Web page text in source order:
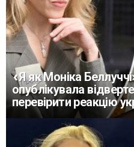
«Я як Моніка
опублікувала
перевірити реакцію